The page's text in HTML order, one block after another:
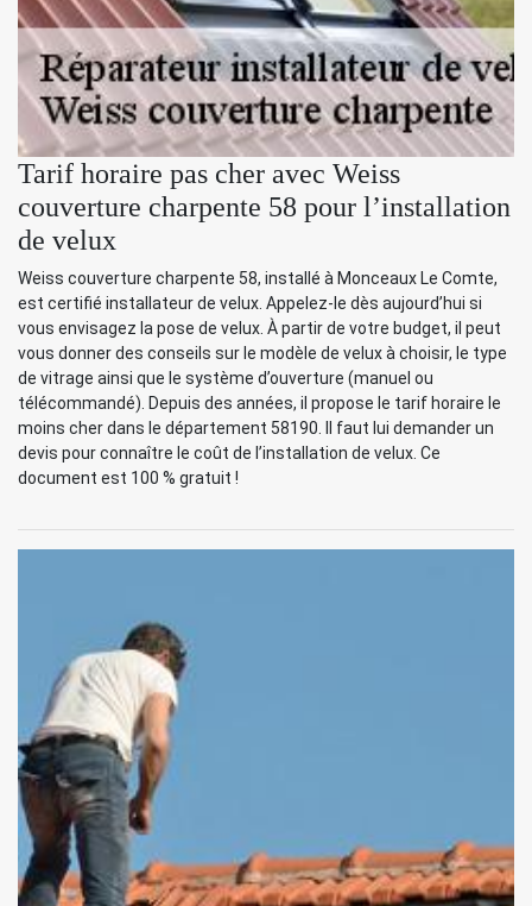
Tarif horaire pas cher avec Weiss
couverture charpente 58 pour l’installation
de velux
Weiss couverture charpente 58, installé à Monceaux Le Comte,
est certifié installateur de velux. Appelez-le dès aujourd’hui si
vous envisagez la pose de velux. À partir de votre budget, il peut
vous donner des conseils sur le modèle de velux à choisir, le type
de vitrage ainsi que le système d’ouverture (manuel ou
télécommandé). Depuis des années, il propose le tarif horaire le
moins cher dans le département 58190. Il faut lui demander un
devis pour connaître le coût de l’installation de velux. Ce
document est 100 % gratuit !